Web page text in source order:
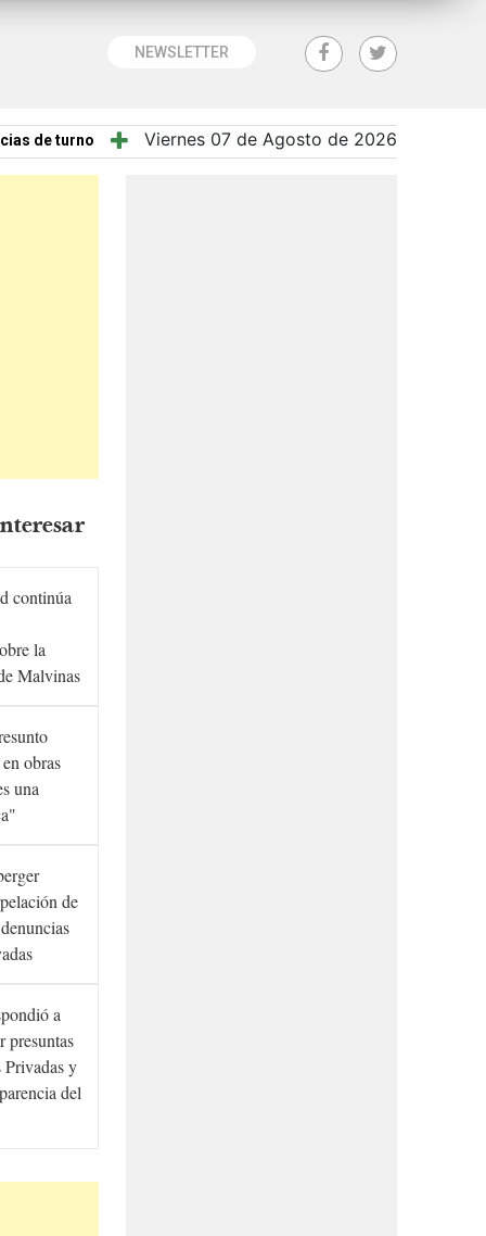
NEWSLETTER
de turno Viernes 07 de Agosto de 2026
continúa
la
Malvinas
obras
una
de
a
presuntas
Privadas y
del